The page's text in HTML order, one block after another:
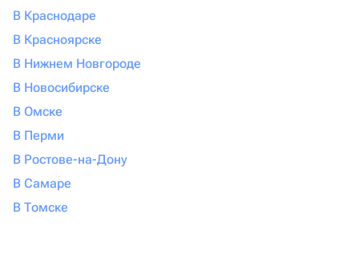
В Краснодаре
В Красноярске
В Нижнем Новгороде
В Новосибирске
В Омске
В Перми
В Ростове-на-Дону
В Самаре
В Томске